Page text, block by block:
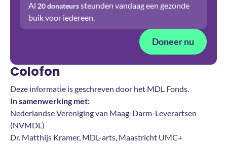
Al 20donateurssteunden vandaag een gezonde
buik voor iedereen.
Doneer nu
Colofon
Deze informatie is geschreven door het MDL Fonds.
In samenwerking met:
Nederlandse Vereniging van Maag-Darm-Leverartsen
(NVMDL)
Dr. Matthijs Kramer, MDL-arts, Maastricht UMC+